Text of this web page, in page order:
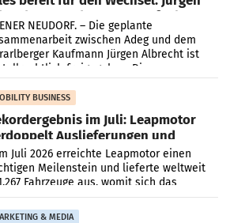
setzt ab 1.1.2027 auf Adeg
NEUDORF. – Die geplante
zwischen Adeg und dem
Kaufmann Jürgen Albrecht ist
freigegeben: Die
und der
BUSINESS
im Juli: Leapmotor
Auslieferungen und
die 100.000er-Marke
Juli 2026 erreichte Leapmotor einen
Meilenstein und lieferte weltweit
Fahrzeuge aus, womit sich das
gegenüber Juli 2025 mehr als
(+102
& MEDIA